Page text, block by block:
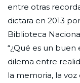
entre otras
dictara en 2013
Biblioteca
“¿Qué es un buen
dilema entre
la memoria, la